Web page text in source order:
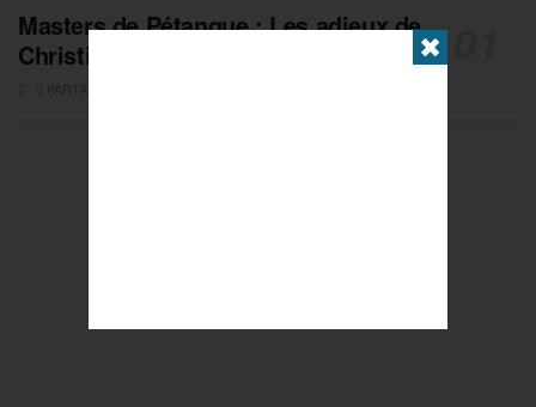
Masters de Pétanque : Les adieux de
Christian Fazzino
✖